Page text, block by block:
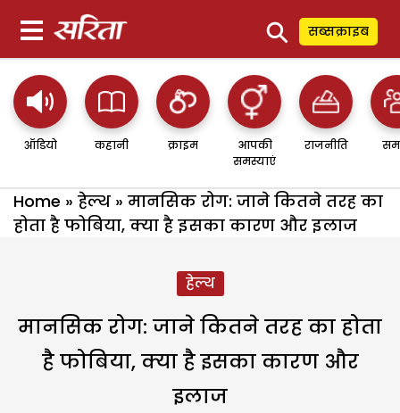
⚲ सब्सक्राइब
ऑडियो कहानी क्राइम
आपकी
समस्याएं
राजनीति
Home » हेल्थ » मानसिक रोग: जाने कितने तरह का
होता है फोबिया, क्या है इसका कारण और इलाज
हेल्थ
मानसिक रोग: जाने कितने तरह का होता
है फोबिया, क्या है इसका कारण और
इलाज